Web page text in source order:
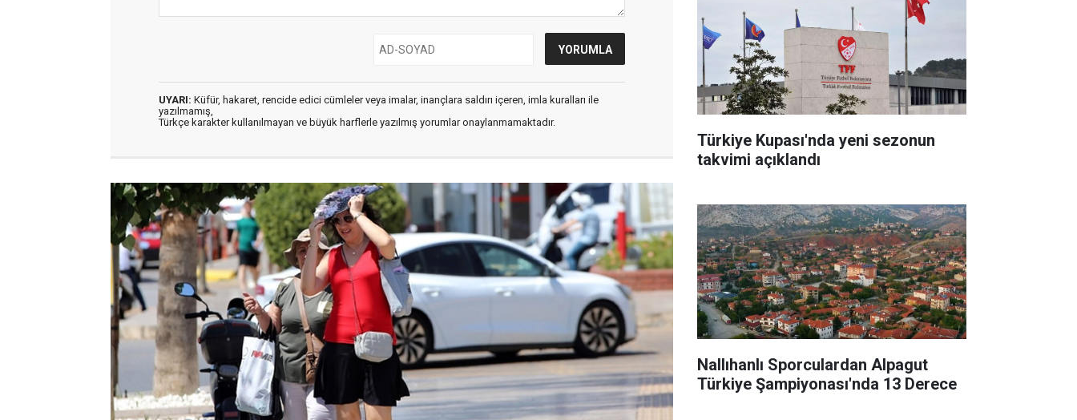
UYARI: Küfür, hakaret, rencide edici cümleler veya imalar, inançlara saldırı içeren, imla kuralları ile
yazılmamış,
Türkçe karakter kullanılmayan ve büyük harflerle yazılmış yorumlar onaylanmamaktadır.
Türkiye Kupası'nda yeni sezonun
takvimi açıklandı
Nallıhanlı Sporculardan Alpagut
Türkiye Şampiyonası'nda 13 Derece